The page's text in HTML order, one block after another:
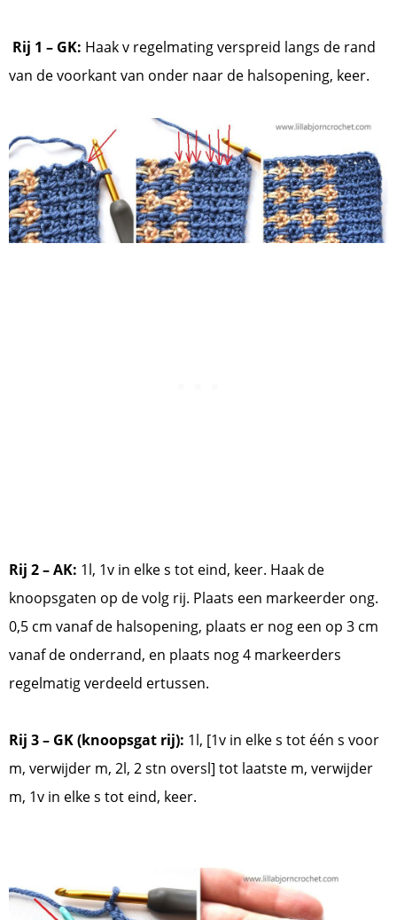
Rij 1 – GK: Haak v regelmating verspreid langs de rand
van de voorkant van onder naar de halsopening, keer.
Rij 2 – AK: 1l, 1v in elke s tot eind, keer. Haak de
knoopsgaten op de volg rij. Plaats een markeerder ong.
0,5 cm vanaf de halsopening, plaats er nog een op 3 cm
vanaf de onderrand, en plaats nog 4 markeerders
regelmatig verdeeld ertussen.
Rij 3 – GK (knoopsgat rij): 1l, [1v in elke s tot één s voor
m, verwijder m, 2l, 2 stn oversl] tot laatste m, verwijder
m, 1v in elke s tot eind, keer.